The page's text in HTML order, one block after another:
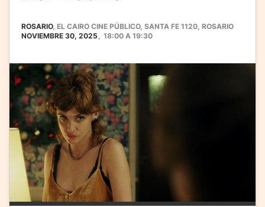
ROSARIO, EL CAIRO CINE PÚBLICO, SANTA FE 1120, ROSARIO
NOVIEMBRE 30, 2025, 18:00 A 19:30